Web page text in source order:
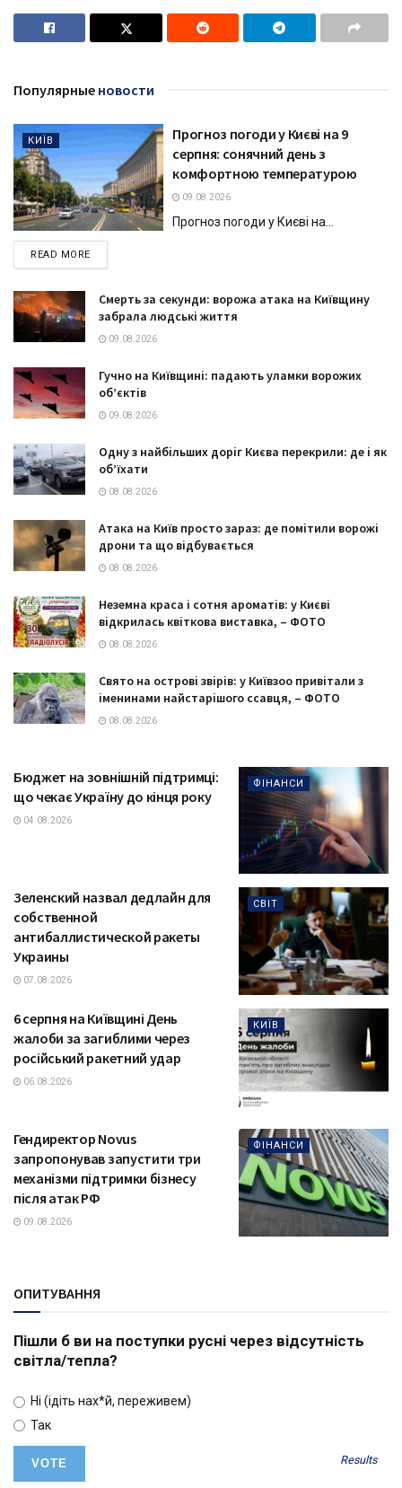
Популярные новости
КИЇВ
Прогноз погоди у Києві на 9
серпня: сонячний день з
комфортною температурою
09.08.2026
Прогноз погоди у Києві на...
READ MOREDETAILS
Смерть за секунди: ворожа атака на Київщину
забрала людські життя
09.08.2026
Гучно на Київщині: падають уламки ворожих
об’єктів
09.08.2026
Одну з найбільших доріг Києва перекрили: де і як
об’їхати
08.08.2026
Атака на Київ просто зараз: де помітили ворожі
дрони та що відбувається
08.08.2026
Неземна краса і сотня ароматів: у Києві
відкрилась квіткова виставка, – ФОТО
08.08.2026
Свято на острові звірів: у Київзоо привітали з
іменинами найстарішого ссавця, – ФОТО
08.08.2026
ФІНАНСИ
Бюджет на зовнішній підтримці:
що чекає Україну до кінця року
04.08.2026
СВІТ
Зеленский назвал дедлайн для
собственной
антибаллистической ракеты
Украины
07.08.2026
КИЇВ
6 серпня на Київщині День
жалоби за загиблими через
російський ракетний удар
06.08.2026
ФІНАНСИ
Гендиректор Novus
запропонував запустити три
механізми підтримки бізнесу
після атак РФ
09.08.2026
ОПИТУВАННЯ
Пішли б ви на поступки русні через відсутність
світла/тепла?
Ні (ідіть нах*й, переживем)
Так
Results